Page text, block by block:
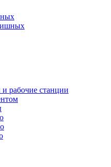
рабочие станции